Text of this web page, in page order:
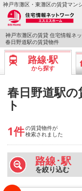
神戸市灘区・東灘区の賃貸マン
TOPページ
新着物件
敷金·礼金０円特集
ペット飼育可物件
路線·駅から探す
地域から探す
神戸市灘区の賃貸 住宅情報ネ
春日野道駅の賃貸物件
路線·駅
から探す
春日野道駅
ト
1件の賃貸物件が
検索されました
路線･駅
を絞り込む